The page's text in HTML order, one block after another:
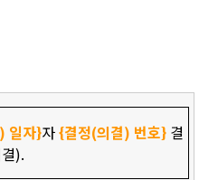
일자}자{결정(의결) 번호} 결
).